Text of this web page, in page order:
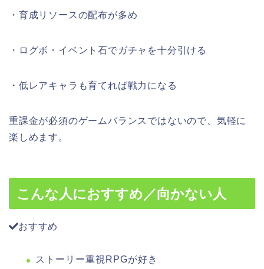
・育成リソースの配布が多め
・ログボ・イベント石でガチャを十分引ける
・低レアキャラも育てれば戦力になる
重課金が必須のゲームバランスではないので、気軽に
楽しめます。
こんな人におすすめ／向かない人
おすすめ
ストーリー重視RPGが好き